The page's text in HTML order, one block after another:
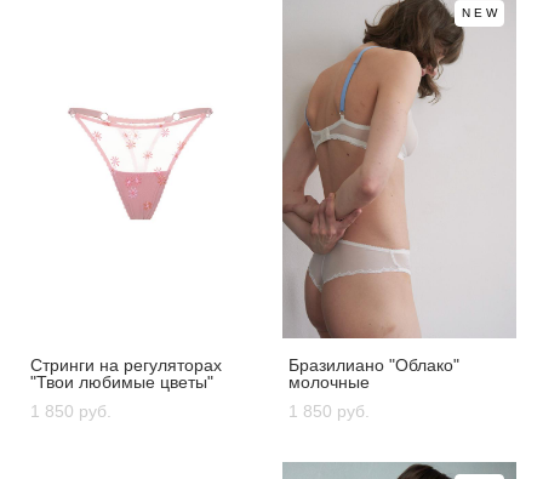
Стринги на регуляторах
"Твои любимые цветы"
1 850 pуб.
NEW
Бразилиано "Облако"
молочные
1 850 pуб.